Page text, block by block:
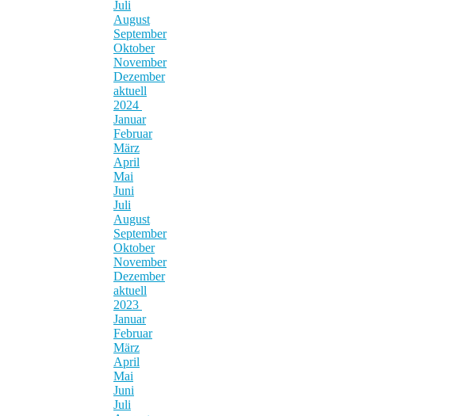
Juli
August
September
Oktober
November
Dezember
aktuell
2024
Januar
Februar
März
April
Mai
Juni
Juli
August
September
Oktober
November
Dezember
aktuell
2023
Januar
Februar
März
April
Mai
Juni
Juli